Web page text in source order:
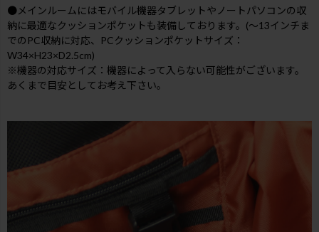
●メインルームにはモバイル機器タブレットやノートパソコンの収
納に最適なクッションポケットも装備しております。(～13インチま
でのPC収納に対応、PCクッションポケットサイズ：
W34×H23×D2.5cm)
※機器の対応サイズ：機器によって入らない可能性がございます。
あくまで目安としてお考え下さい。